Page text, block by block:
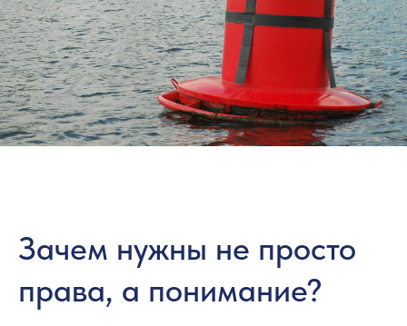
Зачем нужны не просто
права, а понимание?